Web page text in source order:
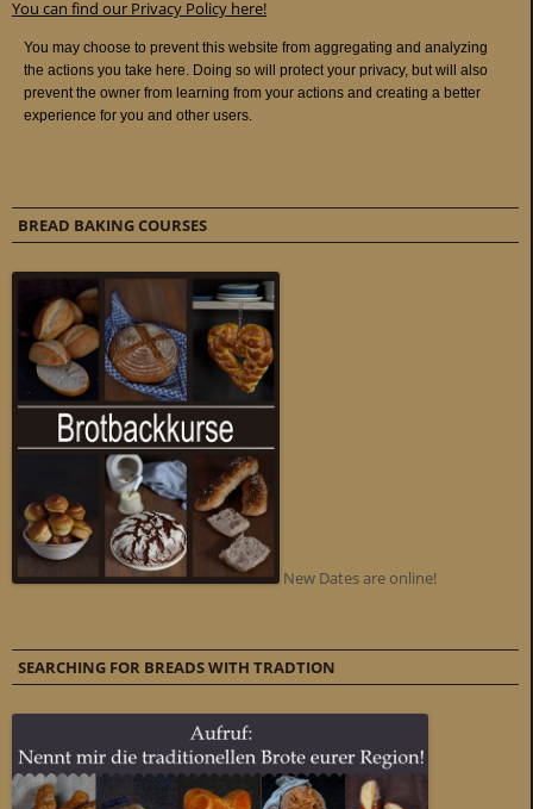
You can find our Privacy Policy here!
BREAD BAKING COURSES
New Dates are online!
SEARCHING FOR BREADS WITH TRADTION